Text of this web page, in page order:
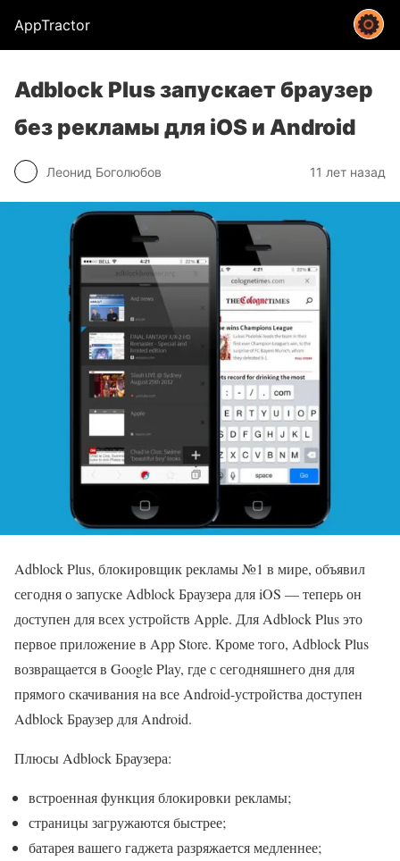
AppTractor
Adblock Plus запускает браузер
без рекламы для iOS и Android
Леонид Боголюбов 11 лет назад
Adblock Plus, блокировщик рекламы №1 в мире, объявил
сегодня о запуске Adblock Браузера для iOS — теперь он
доступен для всех устройств Apple. Для Adblock Plus это
первое приложение в App Store. Кроме того, Adblock Plus
возвращается в Google Play, где с сегодняшнего дня для
прямого скачивания на все Android-устройства доступен
Adblock Браузер для Android.
Плюсы Adblock Браузера:
встроенная функция блокировки рекламы;
страницы загружаются быстрее;
батарея вашего гаджета разряжается медленнее;